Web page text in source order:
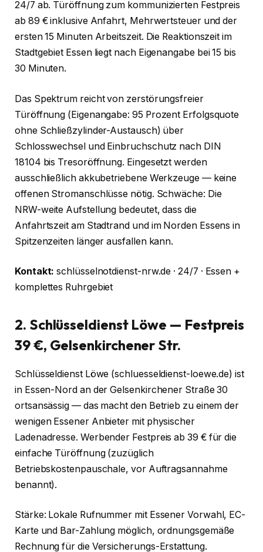
24/7 ab. Türöffnung zum kommunizierten Festpreis
ab 89 € inklusive Anfahrt, Mehrwertsteuer und der
ersten 15 Minuten Arbeitszeit. Die Reaktionszeit im
Stadtgebiet Essen liegt nach Eigenangabe bei 15 bis
30 Minuten.
Das Spektrum reicht von zerstörungsfreier
Türöffnung (Eigenangabe: 95 Prozent Erfolgsquote
ohne Schließzylinder-Austausch) über
Schlosswechsel und Einbruchschutz nach DIN
18104 bis Tresoröffnung. Eingesetzt werden
ausschließlich akkubetriebene Werkzeuge — keine
offenen Stromanschlüsse nötig. Schwäche: Die
NRW-weite Aufstellung bedeutet, dass die
Anfahrtszeit am Stadtrand und im Norden Essens in
Spitzenzeiten länger ausfallen kann.
Kontakt: schlüsselnotdienst-nrw.de · 24/7 · Essen +
komplettes Ruhrgebiet
2. Schlüsseldienst Löwe — Festpreis
39 €, Gelsenkirchener Str.
Schlüsseldienst Löwe (schluesseldienst-loewe.de) ist
in Essen-Nord an der Gelsenkirchener Straße 30
ortsansässig — das macht den Betrieb zu einem der
wenigen Essener Anbieter mit physischer
Ladenadresse. Werbender Festpreis ab 39 € für die
einfache Türöffnung (zuzüglich
Betriebskostenpauschale, vor Auftragsannahme
benannt).
Stärke: Lokale Rufnummer mit Essener Vorwahl, EC-
Karte und Bar-Zahlung möglich, ordnungsgemäße
Rechnung für die Versicherungs-Erstattung.